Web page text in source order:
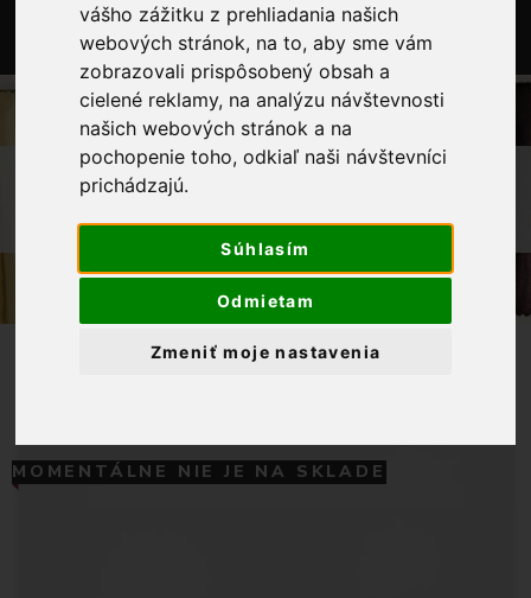
vášho zážitku z prehliadania našich
webových stránok, na to, aby sme vám
zobrazovali prispôsobený obsah a
cielené reklamy, na analýzu návštevnosti
našich webových stránok a na
pochopenie toho, odkiaľ naši návštevníci
prichádzajú.
Súhlasím
Odmietam
Zmeniť moje nastavenia
OBCHOD
GALANTÉRIA
RUKOVÄŤOU 6 MM
MOMENTÁLNE NIE JE NA SKLADE